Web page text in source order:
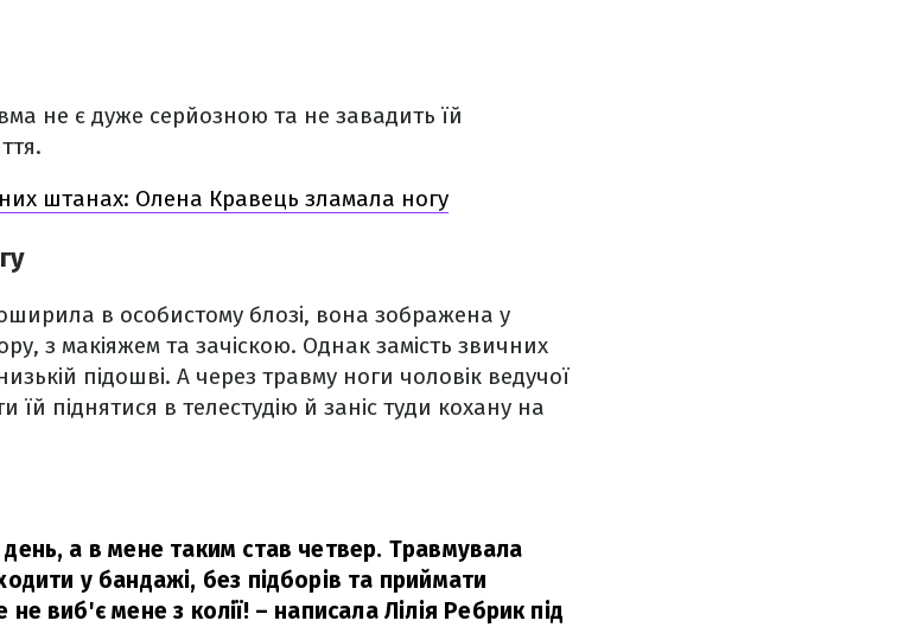
не є дуже серйозною та не завадить їй
штанах: Олена Кравець зламала ногу
в особистому блозі, вона зображена у
з макіяжем та зачіскою. Однак замість звичних
підошві. А через травму ноги чоловік ведучої
піднятися в телестудію й заніс туди кохану на
а в мене таким став четвер. Травмувала
у бандажі, без підборів та приймати
не виб'є мене з колії!– написала Лілія Ребрик під